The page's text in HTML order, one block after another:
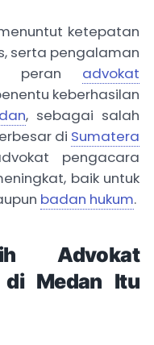
ketepatan
serta pengalaman
peran advokat
keberhasilan
, sebagai salah
di Sumatera
pengacara
baik untuk
badan hukum.
Advokat
di Medan Itu